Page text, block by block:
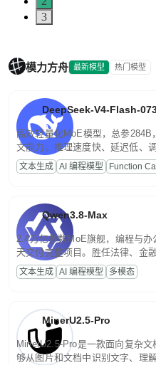
3
模力方舟 最新模型 热门模型
DeepSeek-V4-Flash-
高效轻量化MoE模型，总参
文能力。推理速度快、延迟低、
高并发、轻量化任务，适合日常
文案处理等普惠刚需场景。
文本生成 AI 编程模型 Function
Qwen3.8-Max
2.4万亿参数MoE旗舰，编程与
天交付完整项目。胜任法律、金
话端到端交付生产级成果。原生
程，支持超长文档与长视频的深
文本生成 AI 编程模型 多模态
MinerU2.5-Pro
MinerU2.5-Pro是一款面向复杂
够从图片和文档中识别文字、理